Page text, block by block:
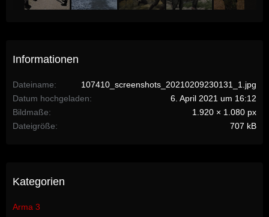
Informationen
Dateiname
107410_screenshots_20210209230131_1.jpg
Datum hochgeladen
6. April 2021 um 16:12
Bildmaße
1.920 × 1.080 px
Dateigröße
707 kB
Kategorien
Arma 3